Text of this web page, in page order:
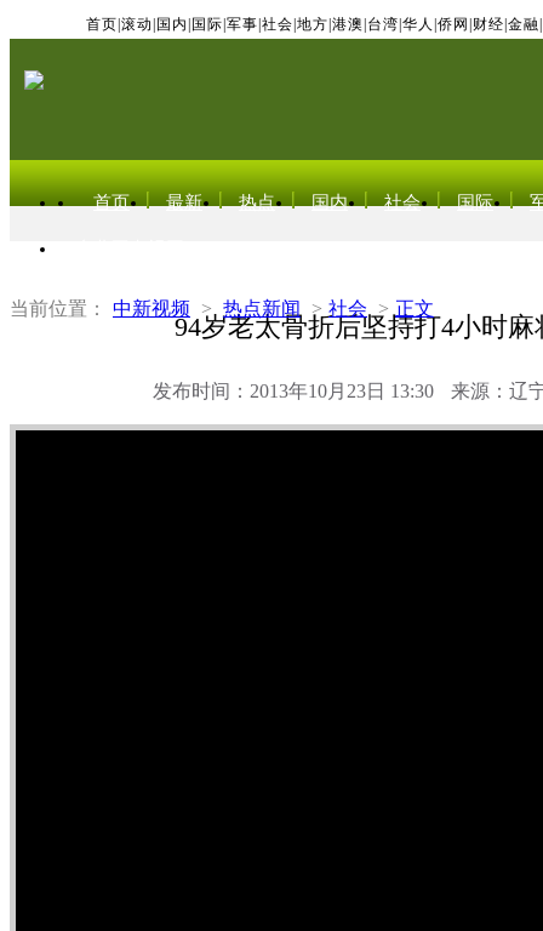
首页 滚动 国内 国际 军事 社会 地方 港澳 台湾 华人 侨网 财经 金融
首页 最新 热点 国内 社会 国际
当前位置： 中新视频 > 热点新闻 > 社会 > 正文
94岁老太骨折后坚持打4小时麻
发布时间：2013年10月23日 13:30 来源：辽